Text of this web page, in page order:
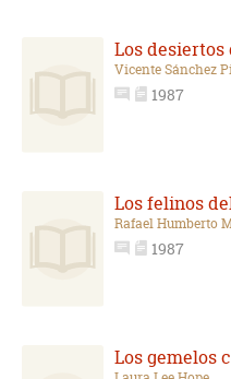
Los desiertos
Vicente Sánchez
1987
Los felinos
Rafael Humberto
1987
Los gemelos